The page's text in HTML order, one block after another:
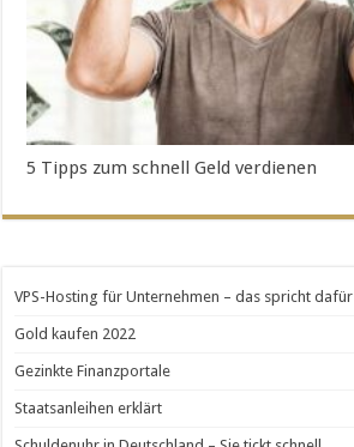
5 Tipps zum schnell Geld verdienen
VPS-Hosting für Unternehmen – das spricht dafür
Gold kaufen 2022
Gezinkte Finanzportale
Staatsanleihen erklärt